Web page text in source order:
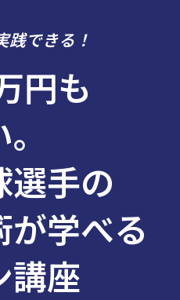
践できる！
円も
選手の
学べる
講座